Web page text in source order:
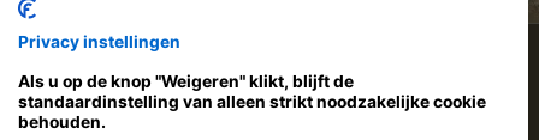
5Waarnemingen
Privacy instellingen
Als u op de knop "Weigeren" klikt, blijft de
standaardinstelling van alleen strikt noodzakelijke cookie
behouden.